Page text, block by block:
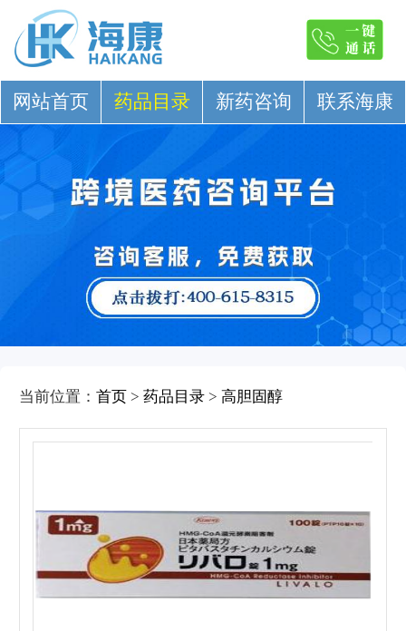
网站首页 药品目录 新药咨询 联系海康
当前位置： 首页 > 药品目录 > 高胆固醇